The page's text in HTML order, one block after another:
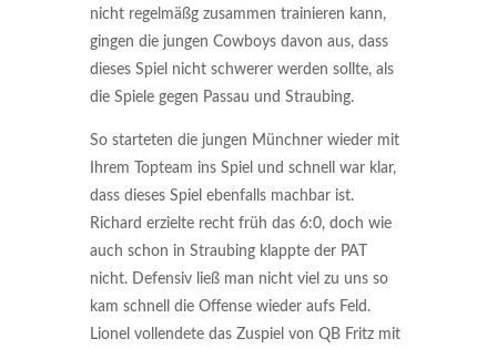
nicht regelmäßg zusammen trainieren kann,
gingen die jungen Cowboys davon aus, dass
dieses Spiel nicht schwerer werden sollte, als
die Spiele gegen Passau und Straubing.
So starteten die jungen Münchner wieder mit
Ihrem Topteam ins Spiel und schnell war klar,
dass dieses Spiel ebenfalls machbar ist.
Richard erzielte recht früh das 6:0, doch wie
auch schon in Straubing klappte der PAT
nicht. Defensiv ließ man nicht viel zu uns so
kam schnell die Offense wieder aufs Feld.
Lionel vollendete das Zuspiel von QB Fritz mit